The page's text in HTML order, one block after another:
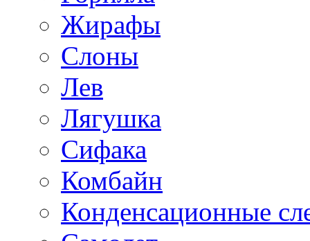
Жирафы
Слоны
Лев
Лягушка
Сифака
Комбайн
Конденсационные